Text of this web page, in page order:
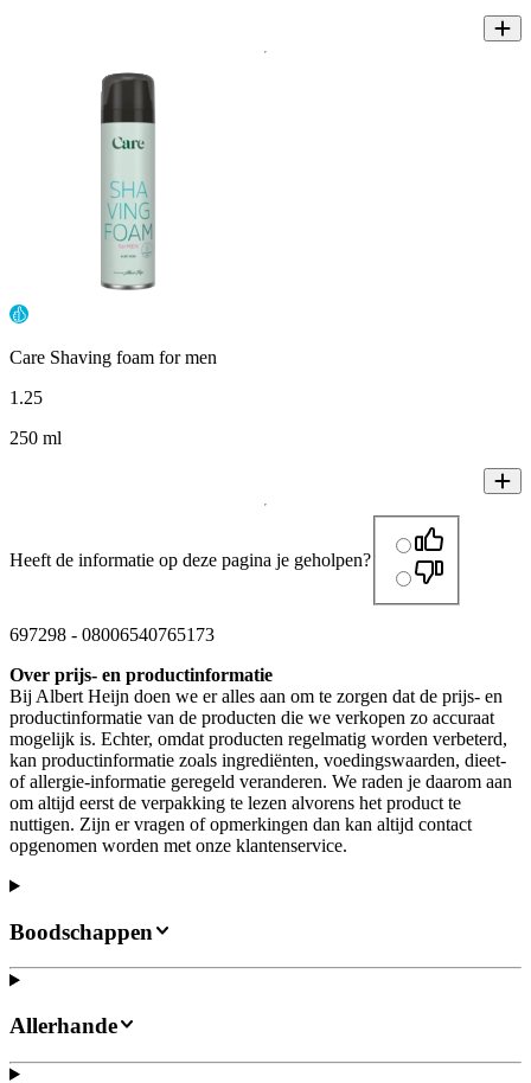
Care Shaving foam for men
1.25
250 ml
Heeft de informatie op deze pagina je geholpen?
697298 - 08006540765173
Over prijs- en productinformatie
Bij Albert Heijn doen we er alles aan om te zorgen dat de prijs- en
productinformatie van de producten die we verkopen zo accuraat
mogelijk is. Echter, omdat producten regelmatig worden verbeterd,
kan productinformatie zoals ingrediënten, voedingswaarden, dieet-
of allergie-informatie geregeld veranderen. We raden je daarom aan
om altijd eerst de verpakking te lezen alvorens het product te
nuttigen. Zijn er vragen of opmerkingen dan kan altijd contact
opgenomen worden met onze klantenservice.
Boodschappen
Allerhande